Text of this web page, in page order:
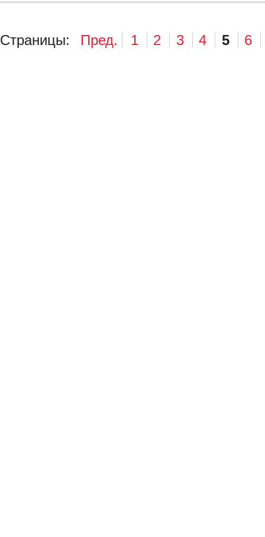
Страницы: Пред. 1 2 3 4 5 6